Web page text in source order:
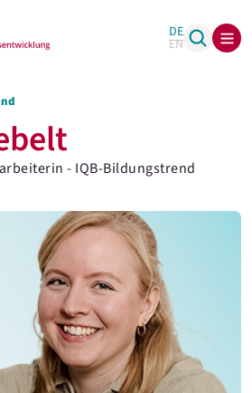
DE
EN
- IQB-Bildungstrend